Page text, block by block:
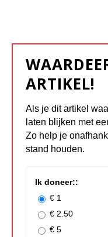
ARTIKEL!
Als je dit artikel
laten blijken met
Zo help je
stand houden.
Ik doneer::
€ 1
€ 2.50
€ 5